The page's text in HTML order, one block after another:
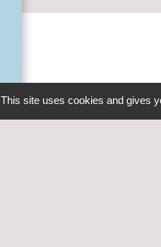
This site uses cookies and gives